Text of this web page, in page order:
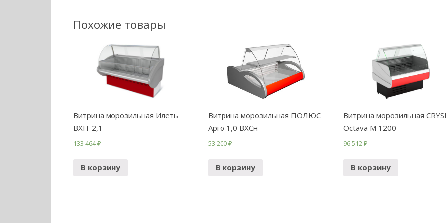
Похожие товары
Витрина морозильная Илеть
ВХН-2,1
133 464₽
В корзину
Витрина морозильная ПОЛЮС
Арго 1,0 ВХСн
53 200₽
В корзину
Витрина морозильная
Octava М 1200
96 512₽
В корзину